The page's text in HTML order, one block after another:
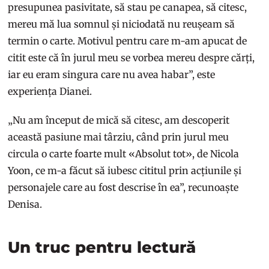
presupunea pasivitate, să stau pe canapea, să citesc,
mereu mă lua somnul și niciodată nu reușeam să
termin o carte. Motivul pentru care m-am apucat de
citit este că în jurul meu se vorbea mereu despre cărți,
iar eu eram singura care nu avea habar”, este
experiența Dianei.
„Nu am început de mică să citesc, am descoperit
această pasiune mai târziu, când prin jurul meu
circula o carte foarte mult «Absolut tot», de Nicola
Yoon, ce m-a făcut să iubesc cititul prin acțiunile și
personajele care au fost descrise în ea”, recunoaște
Denisa.
Un truc pentru lectură